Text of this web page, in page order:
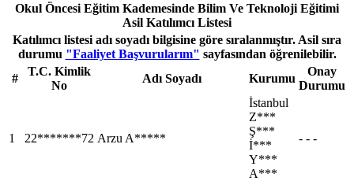
Okul Öncesi Eğitim Kademesinde Bilim Ve Teknoloji Eğitimi
Asil Katılımcı Listesi
Katılımcı listesi adı soyadı bilgisine göre sıralanmıştır. Asil sıra
durumu "Faaliyet Başvurularım" sayfasından öğrenilebilir.
#
T.C. Kimlik
No
Adı Soyadı Kurumu
Onay
Durumu
1 22*******72 Arzu A*****
İstanbul
Z***
Ş***
İ***
Y***
A***
- - -